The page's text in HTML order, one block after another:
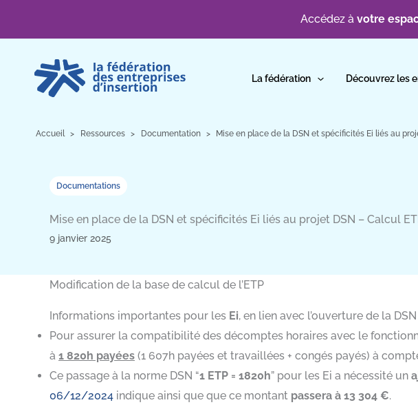
Accédez à votre
contenu
La fédération Découvrez les
Accueil Ressources Documentation Mise en place de la DSN et spécificités Ei liés au
Documentations
Mise en place de la DSN et spécificités Ei liés au projet DSN – Calcul
9 janvier 2025
Modification de la base de calcul de l’ETP
Informations importantes pour les Ei, en lien avec l’ouverture de la
Pour assurer la compatibilité des décomptes horaires avec le
à 1 820h payées (1 607h payées et travaillées + congés payés) à
Ce passage à la norme DSN “1 ETP = 1820h” pour les Ei a nécessité un
06/12/2024 indique ainsi que que ce montant passera à 13 304 €.